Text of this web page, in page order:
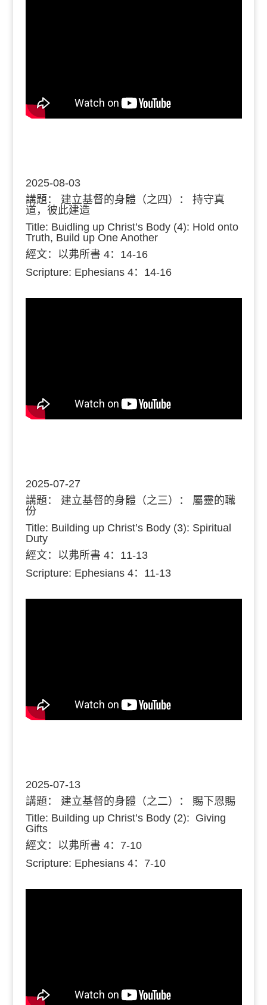
2025-08-03
講題： 建立基督的身體（之四）： 持守真
道，彼此建造
Title: Buidling up Christ’s Body (4): Hold onto
Truth, Build up One Another
經文：
以弗所書 4：14-16
Scripture: Ephesians 4：14-16
2025-07-27
講題： 建立基督的身體（之三）： 屬靈的職
份
Title: Building up Christ’s Body (3): Spiritual
Duty
經文：
以弗所書 4：11-13
Scripture: Ephesians 4：11-13
2025-07-13
講題： 建立基督的身體（之二）： 賜下恩賜
Title: Building up Christ’s Body (2): Giving
Gifts
經文：
以弗所書 4：7-10
Scripture: Ephesians 4：7-10